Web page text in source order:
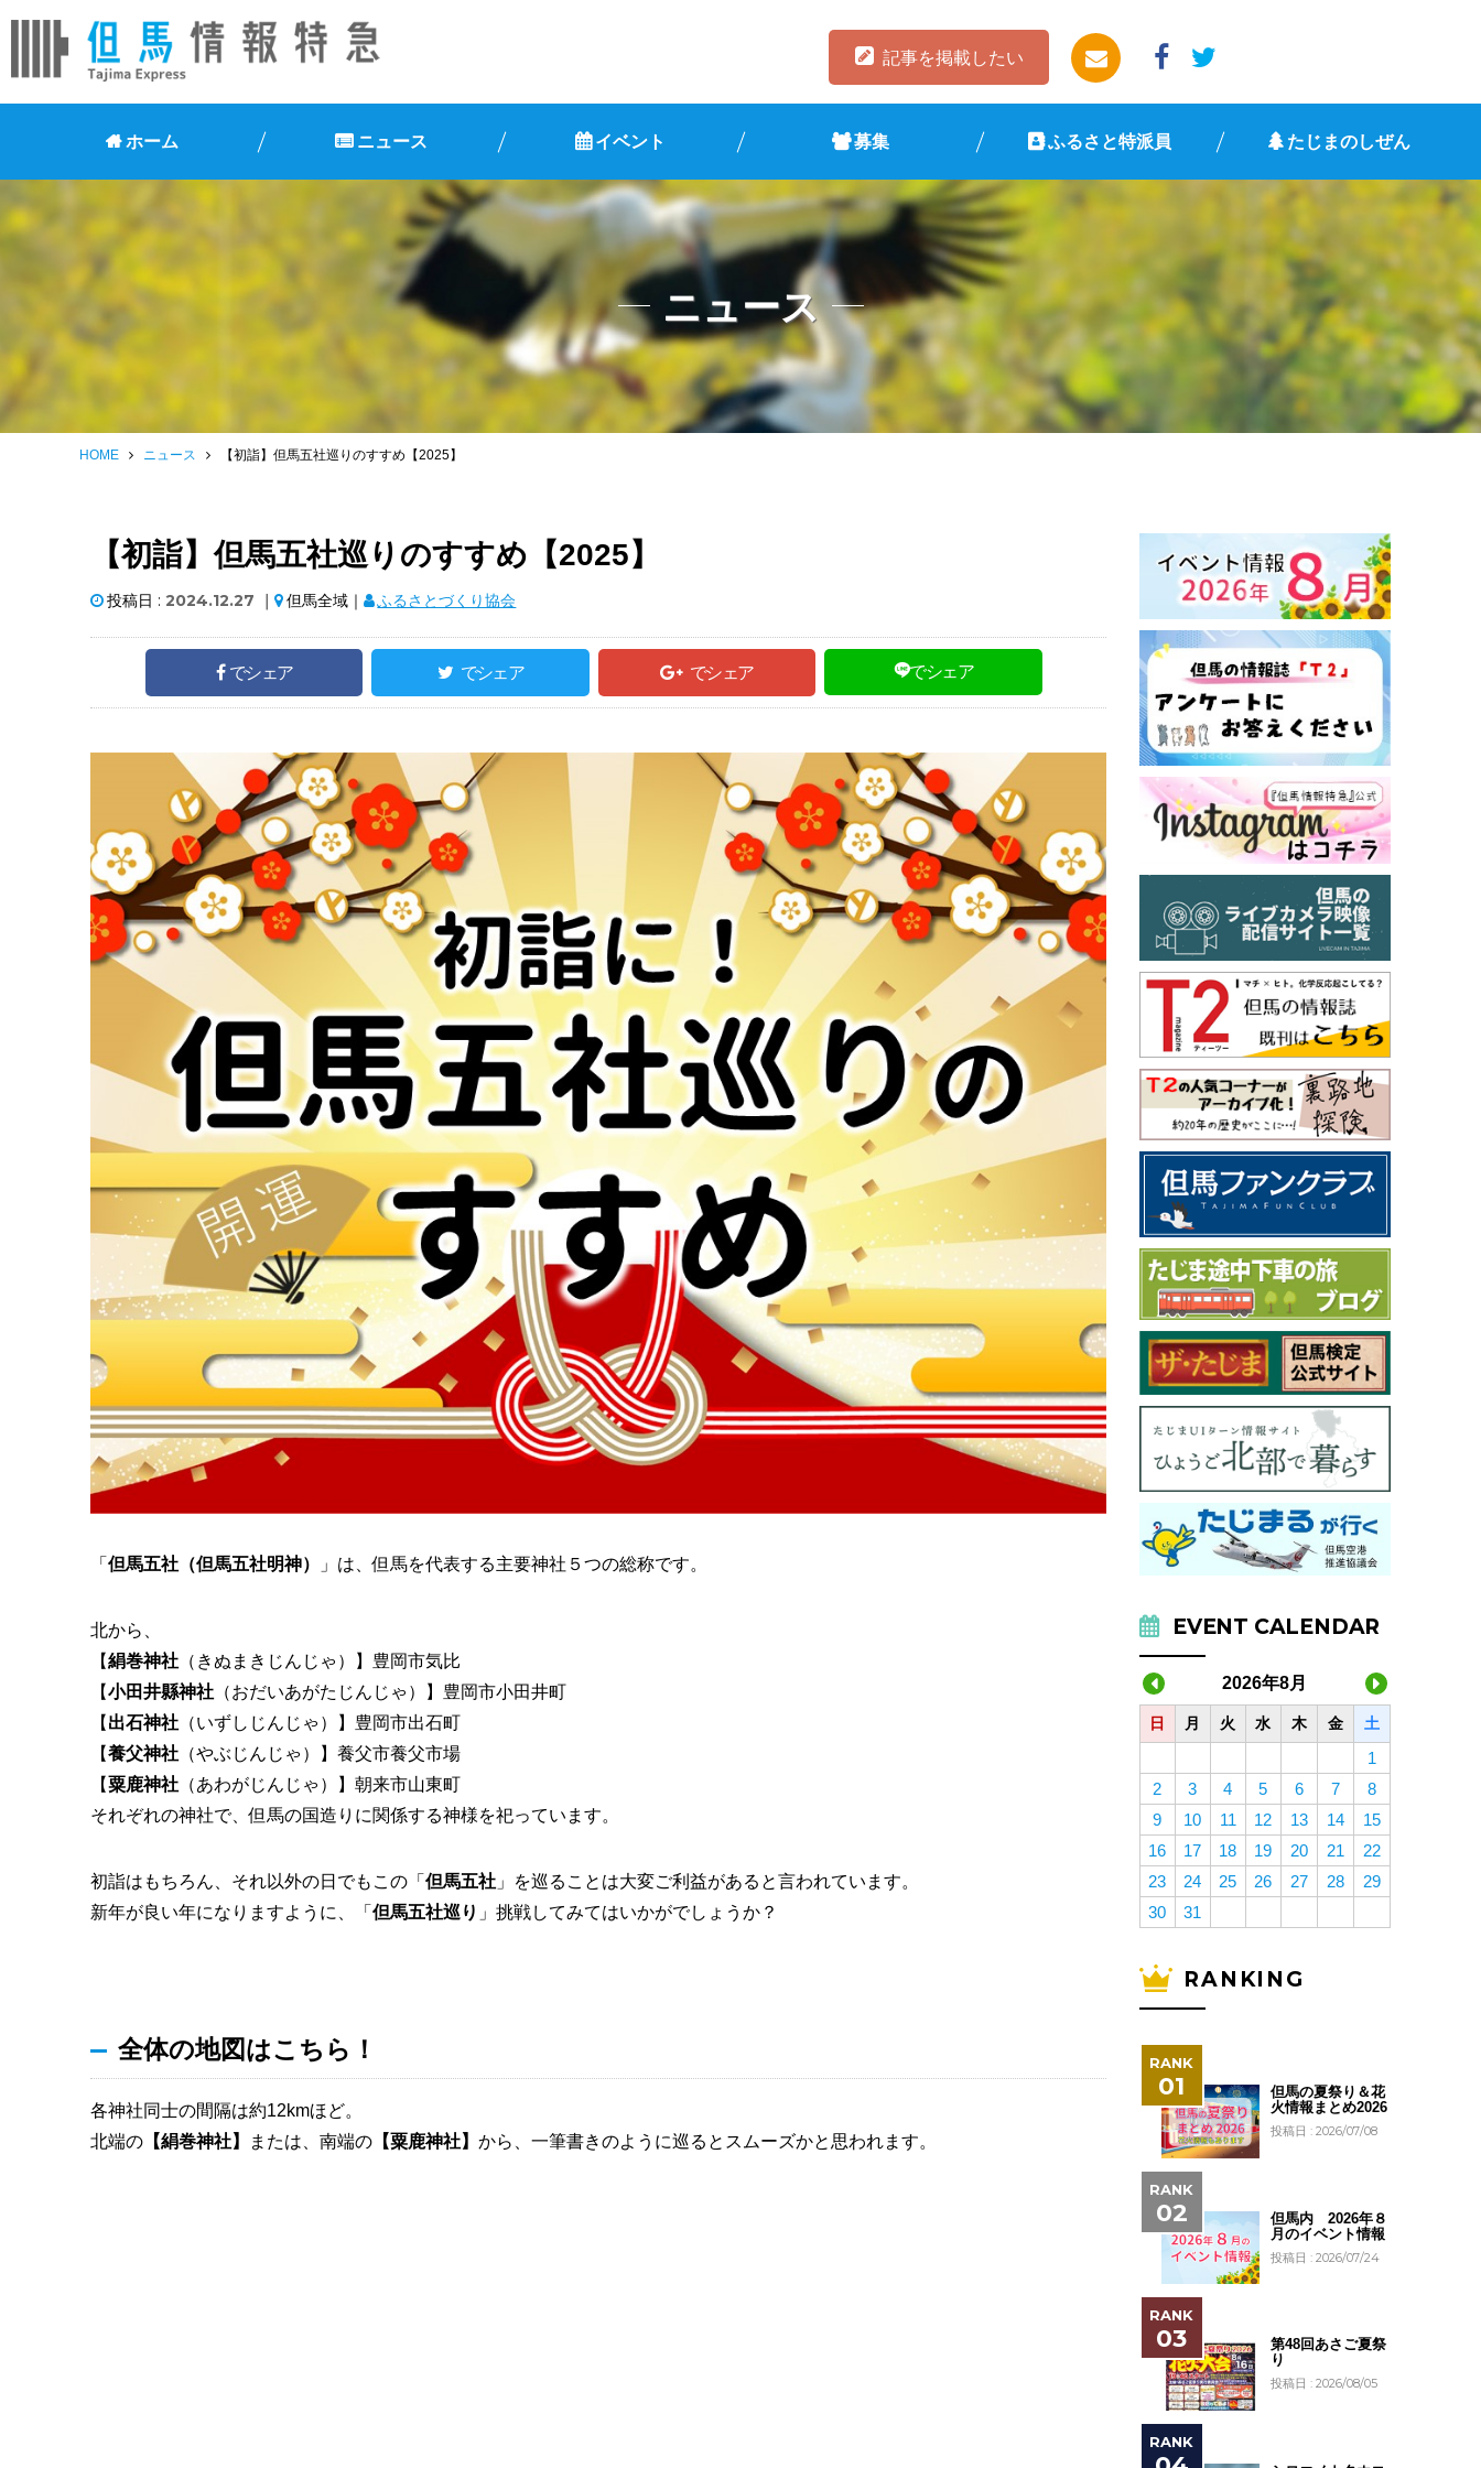
記事を掲載したい
ホーム ニュース イベント 募集 ふるさと特派員 たじまのしぜん
ニュース
HOME ニュース 【初詣】但馬五社巡りのすすめ【2025】
【初詣】但馬五社巡りのすすめ【2025】
投稿日 : 2024.12.27 ｜ 但馬全域｜ ふるさとづくり協会
でシェア でシェア でシェア でシェア
「 但馬五社（但馬五社明神） 」は、但馬を代表する主要神社５つの総称です。
北から、
【絹巻神社 （きぬまきじんじゃ）】豊岡市気比
【小田井縣神社 （おだいあがたじんじゃ）】豊岡市小田井町
【 出石神社 （いずしじんじゃ）】豊岡市出石町
【養父神社 （やぶじんじゃ）】養父市養父市場
【粟鹿神社 （あわがじんじゃ）】朝来市山東町
それぞれの神社で、但馬の国造りに関係する神様を祀っています。
初詣はもちろん、それ以外の日でもこの「 但馬五社 」を巡ることは大変ご利益があると言われています。
新年が良い年になりますように、「 但馬五社巡り 」挑戦してみてはいかがでしょうか？
全体の地図はこちら！
各神社同士の間隔は約12kmほど。
北端の 【絹巻神社】 または、南端の 【粟鹿神社】 から、一筆書きのように巡るとスムーズかと思われます。
EVENT CALENDAR
2026年8月
日 月 火 水 木 金 土
1
2
3 4 5 6 7
8
9
10 11 12 13 14
15
16
17 18 19 20 21
22
23
24 25 26 27 28
29
30
31
RANKING
但馬の夏祭り＆花
火情報まとめ2026
投稿日 : 2026/07/08
但馬内 2026年８
月のイベント情報
投稿日 : 2026/07/24
第48回あさご夏祭
り
投稿日 : 2026/08/05